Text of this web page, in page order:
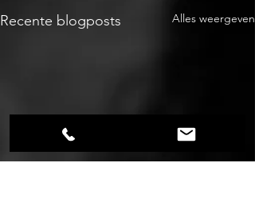
Recente blogposts Alles weergeven